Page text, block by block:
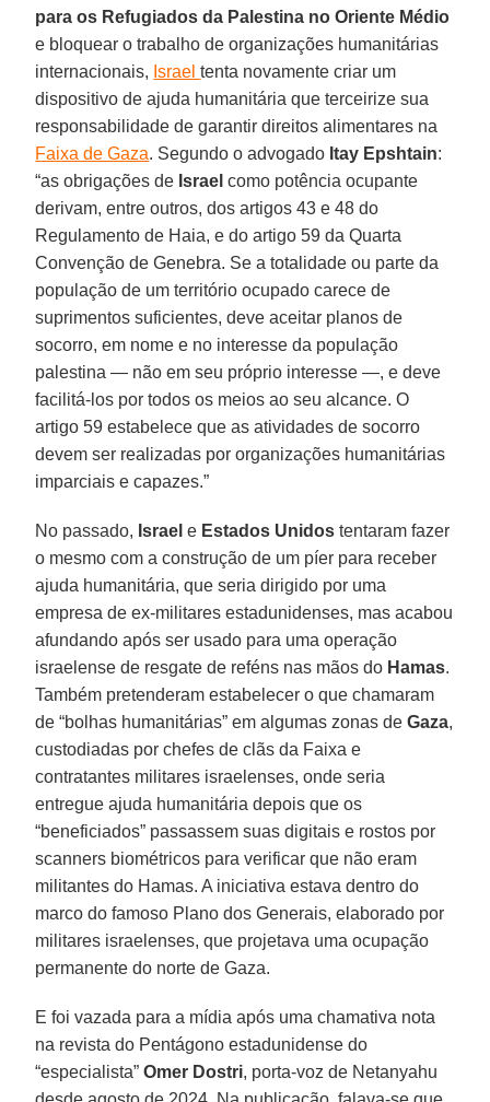
para os Refugiados da Palestina no Oriente Médio
e bloquear o trabalho de organizações humanitárias
internacionais, Israeltenta novamente criar um
dispositivo de ajuda humanitária que terceirize sua
responsabilidade de garantir direitos alimentares na
Faixa de Gaza. Segundo o advogado Itay Epshtain:
“as obrigações de Israel como potência ocupante
derivam, entre outros, dos artigos 43 e 48 do
Regulamento de Haia, e do artigo 59 da Quarta
Convenção de Genebra. Se a totalidade ou parte da
população de um território ocupado carece de
suprimentos suficientes, deve aceitar planos de
socorro, em nome e no interesse da população
palestina — não em seu próprio interesse —, e deve
facilitá-los por todos os meios ao seu alcance. O
artigo 59 estabelece que as atividades de socorro
devem ser realizadas por organizações humanitárias
imparciais e capazes.”
No passado, Israel e Estados Unidos tentaram fazer
o mesmo com a construção de um píer para receber
ajuda humanitária, que seria dirigido por uma
empresa de ex-militares estadunidenses, mas acabou
afundando após ser usado para uma operação
israelense de resgate de reféns nas mãos do Hamas.
Também pretenderam estabelecer o que chamaram
de “bolhas humanitárias” em algumas zonas deGaza,
custodiadas por chefes de clãs da Faixa e
contratantes militares israelenses, onde seria
entregue ajuda humanitária depois que os
“beneficiados” passassem suas digitais e rostos por
scanners biométricos para verificar que não eram
militantes do Hamas. A iniciativa estava dentro do
marco do famoso Plano dos Generais, elaborado por
militares israelenses, que projetava uma ocupação
permanente do norte de Gaza.
E foi vazada para a mídia após uma chamativa nota
na revista do Pentágono estadunidense do
“especialista”Omer Dostri, porta-voz de Netanyahu